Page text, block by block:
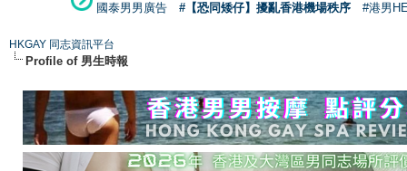
國泰男男廣告
#【恐同矮仔】擾亂香港機場秩序 #港男
HKGAY 同志資訊平台
Profile of 男生時報